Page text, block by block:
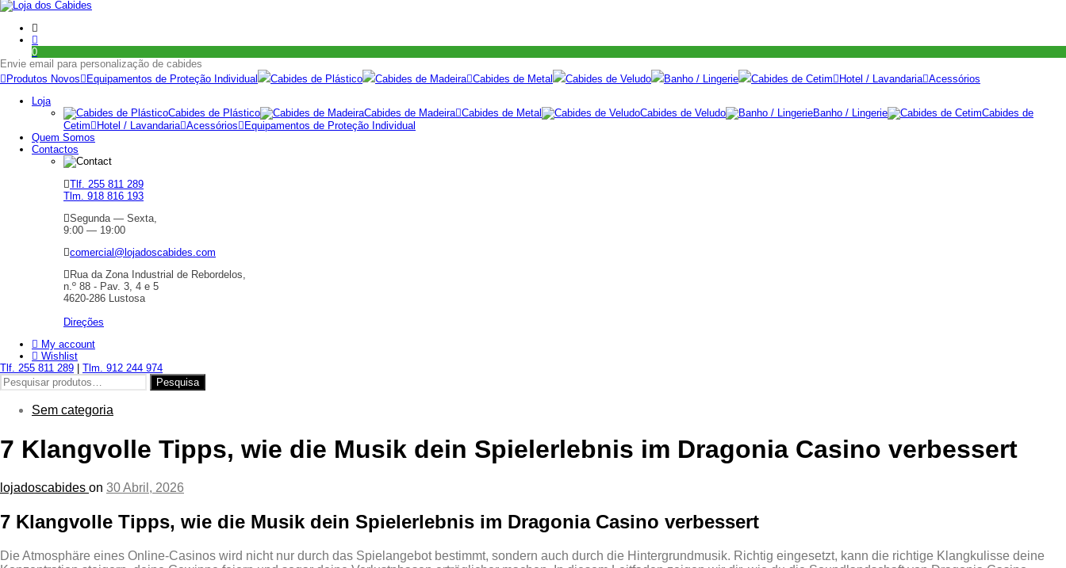
0
Envie email para personalização de cabides
Produtos Novos
Equipamentos de Proteção Individual Cabides de Plástico Cabides de Madeira Cabides de Metal Cabides de Veludo Banho / Lingerie Cabides de Cetim Hotel / Lavandaria Acessórios
Loja
Cabides de Plástico
Cabides de Madeira Cabides de Metal Cabides de Veludo Banho / Lingerie
Cabides de
Cetim
Hotel / Lavandaria Acessórios
Equipamentos de Proteção Individual
Quem Somos
Contactos
Tlf. 255 811 289
Tlm. 918 816 193
Segunda — Sexta,
9:00 — 19:00
comercial@lojadoscabides.com
Rua da Zona Industrial de Rebordelos,
n.º 88 - Pav. 3, 4 e 5
4620-286 Lustosa
Direções
My account
Wishlist
Tlf. 255 811 289
Tlm. 912 244 974
Pesquisar
por:
Pesquisa
Sem categoria
7 Klangvolle Tipps, wie die Musik dein Spielerlebnis im Dragonia Casino verbessert
lojadoscabides on 30 Abril, 2026
7 Klangvolle Tipps, wie die Musik dein Spielerlebnis im Dragonia Casino verbessert
Die Atmosphäre eines Online‑Casinos wird nicht nur durch das Spielangebot bestimmt, sondern auch durch die Hintergrundmusik. Richtig eingesetzt, kann die richtige Klangkulisse deine